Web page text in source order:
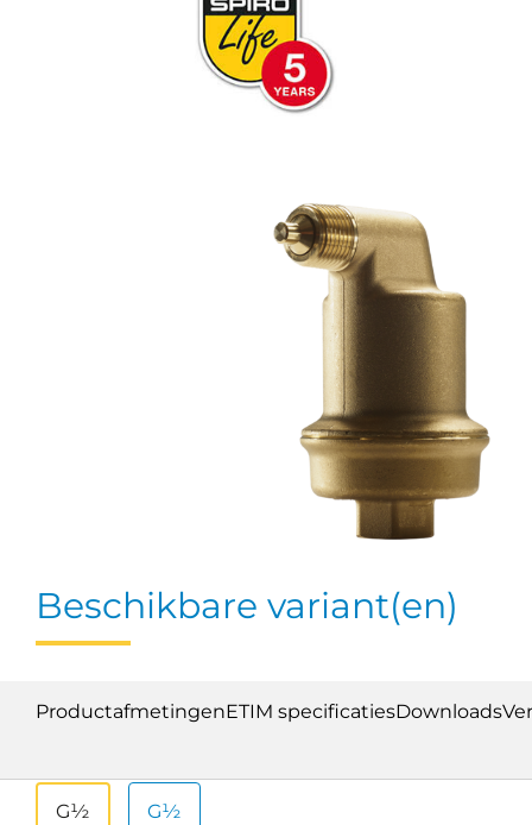
Beschikbare variant(en)
ProductafmetingenETIM specificatiesDownloads
G½ G½